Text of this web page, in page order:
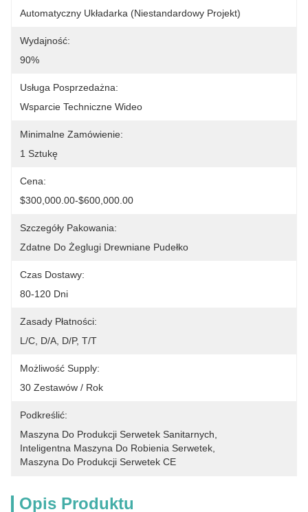
Automatyczny Układarka (niestandardowy Projekt)
Wydajność:
90%
Usługa Posprzedażna:
Wsparcie Techniczne Wideo
Minimalne Zamówienie:
1 Sztukę
Cena:
$300,000.00-$600,000.00
Szczegóły Pakowania:
Zdatne Do Żeglugi Drewniane Pudełko
Czas Dostawy:
80-120 Dni
Zasady Płatności:
L/C, D/A, D/P, T/T
Możliwość Supply:
30 Zestawów / Rok
Podkreślić:
Maszyna Do Produkcji Serwetek Sanitarnych
Inteligentna Maszyna Do Robienia Serwetek
Maszyna Do Produkcji Serwetek CE
Opis Produktu